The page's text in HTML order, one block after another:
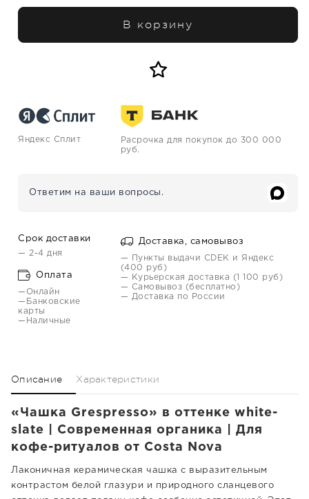
В корзину
Яндекс Сплит
Расрочка для покупок до 300 000
руб.
Ответим на ваши вопросы.
Срок доставки
— 2-4 дня
Оплата
—Онлайн
—Банковские
карты
—Наличные
Доставка, самовывоз
— Пункты выдачи CDEK и Яндекс
(400 руб)
— Курьерская доставка (1 100 руб)
— Самовывоз (бесплатно)
— Доставка по России
Описание Характеристики
«Чашка Grespresso» в оттенке white-
slate | Современная органика | Для
кофе-ритуалов от Costa Nova
Лаконичная керамическая чашка с выразительным
контрастом белой глазури и природного сланцевого